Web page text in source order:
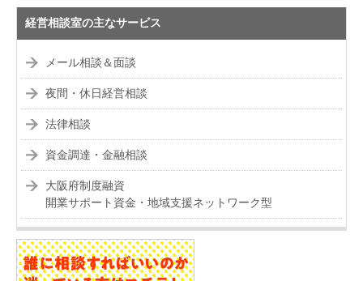
経営相談室の主なサービス
メール相談＆面談
夜間・休日経営相談
法律相談
資金調達・金融相談
大阪府制度融資
開業サポート資金・地域支援ネットワーク型